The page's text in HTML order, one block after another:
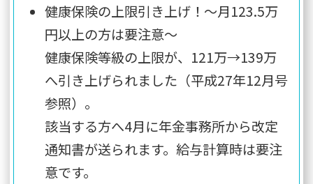
健康保険の上限引き上げ！～月123.5万
円以上の方は要注意～
健康保険等級の上限が、121万→139万
へ引き上げられました（平成27年12月号
参照）。
該当する方へ4月に年金事務所から改定
通知書が送られます。給与計算時は要注
意です。